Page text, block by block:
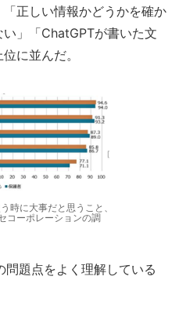
正しい情報かどうかを確か
」「ChatGPTが書いた文
に並んだ。
時に大事だと思うこと、
コーポレーションの調
題点をよく理解している